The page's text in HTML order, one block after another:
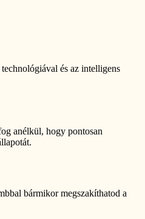
és az intelligens
anélkül, hogy pontosan
bármikor megszakíthatod a